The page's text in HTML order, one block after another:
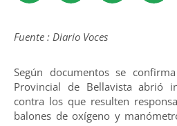
Fuente : Diario Voces
Según documentos se
Provincial de Bellavista abrió
contra los que resulten
balones de oxígeno y